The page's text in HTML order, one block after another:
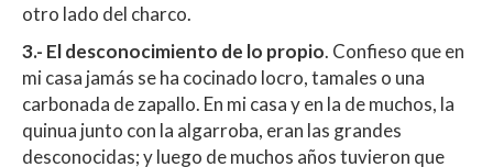
otro lado del charco.
3.- El desconocimiento de lo propio. Confieso que en
mi casa jamás se ha cocinado locro, tamales o una
carbonada de zapallo. En mi casa y en la de muchos, la
quinua junto con la algarroba, eran las grandes
desconocidas; y luego de muchos años tuvieron que